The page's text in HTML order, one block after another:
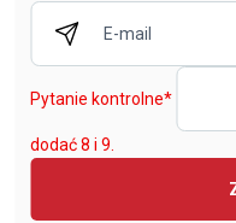
Pytanie kontrolne*
dodać 8 i 9.